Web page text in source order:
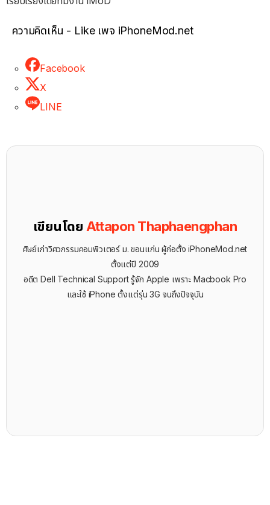
ความคิดเห็น - Like เพจ iPhoneMod.net
Facebook
X
LINE
เขียนโดย Attapon Thaphaengphan
ศิษย์เก่าวิศวกรรมคอมพิวเตอร์ ม. ขอนแก่น ผู้ก่อตั้ง iPhoneMod.net
ตั้งแต่ปี 2009
อดีต Dell Technical Support รู้จัก ​Apple เพราะ Macbook Pro
และใช้ iPhone ตั้งแต่รุ่น 3G จนถึงปัจจุบัน